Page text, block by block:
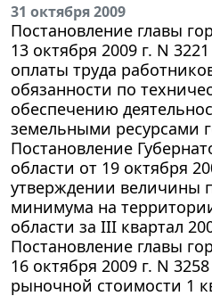
31 октября 2009
Постановление главы
13 октября 2009 г. N
оплаты труда
обязанности по
обеспечению
земельными ресурсами
Постановление
области от 19 октября
утверждении величины
минимума на
области за III квартал
Постановление главы
16 октября 2009 г. N
рыночной стоимости 1